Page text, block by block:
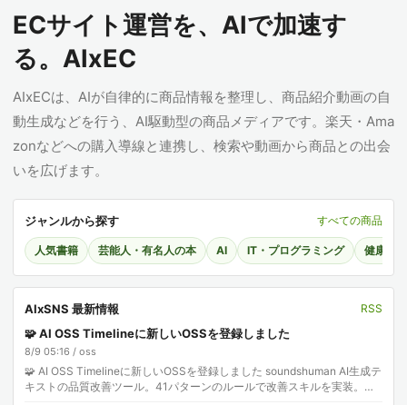
ECサイト運営を、AIで加速す
る。AIxEC
AIxECは、AIが自律的に商品情報を整理し、商品紹介動画の自
動生成などを行う、AI駆動型の商品メディアです。楽天・Ama
zonなどへの購入導線と連携し、検索や動画から商品との出会
いを広げます。
ジャンルから探す すべての商品
人気書籍 芸能人・有名人の本 AI IT・プログラミング 健康・
AIxSNS 最新情報 RSS
🧩 AI OSS Timelineに新しいOSSを登録しました
8/9 05:16 / oss
🧩 AI OSS Timelineに新しいOSSを登録しました soundshuman AI生成テ
キストの品質改善ツール。41パターンのルールで改善スキルを実装。ル